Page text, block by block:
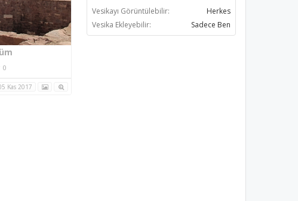
0
Kas 2017
Vesikayı Görüntülebilir:
Herkes
Vesika Ekleyebilir:
Sadece Ben